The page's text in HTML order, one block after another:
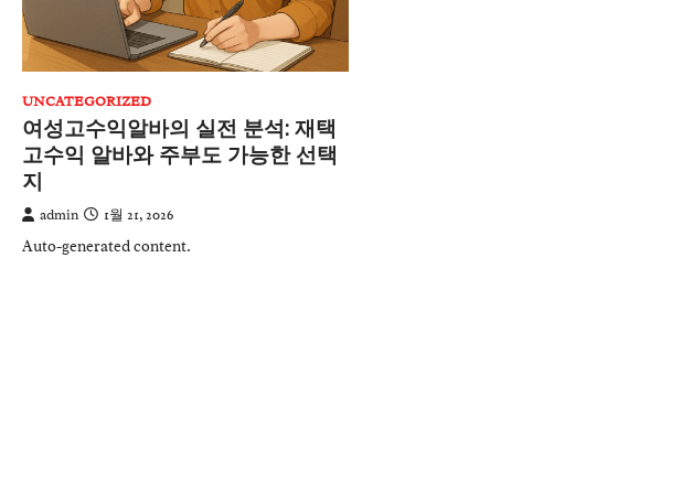
UNCATEGORIZED
여성고수익알바의 실전 분석: 재택
고수익 알바와 주부도 가능한 선택
지
admin 1월 21, 2026
Auto-generated content.